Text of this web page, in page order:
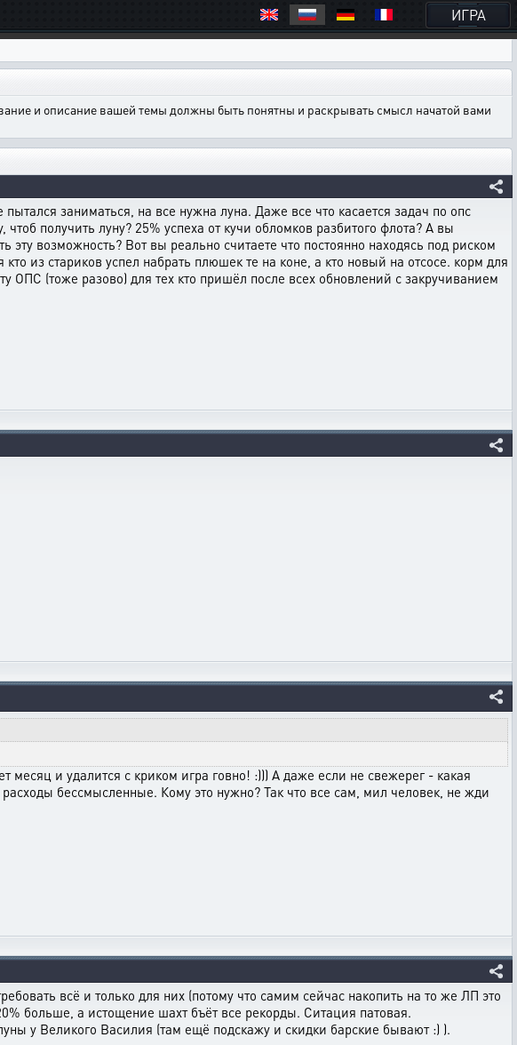
ИГРА
и описание вашей темы должны быть понятны и раскрывать смысл начатой вами
заниматься, на все нужна луна. Даже все что касается задач по опс
получить луну? 25% успеха от кучи обломков разбитого флота? А вы
возможность? Вот вы реально считаете что постоянно находясь под риском
из стариков успел набрать плюшек те на коне, а кто новый на отсосе. корм для
ОПС (тоже разово) для тех кто пришёл после всех обновлений с закручиванием
месяц и удалится с криком игра говно! :))) А даже если не свежерег - какая
бессмысленные. Кому это нужно? Так что все сам, мил человек, не жди
всё и только для них (потому что самим сейчас накопить на то же ЛП это
больше, а истощение шахт бъёт все рекорды. Ситация патовая.
у Великого Василия (там ещё подскажу и скидки барские бывают :) ).